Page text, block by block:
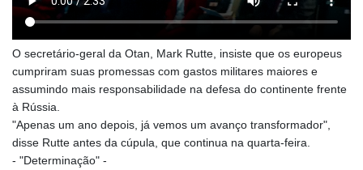
NPR 176.136435
NZD 1.961554
OMR 0.444245
PAB 1.155698
PEN 3.903852
PGK 5.109876
PKR 320.85972
PLN 4.299164
O secretário-geral da Otan, Mark Rutte, insiste que os europeus
cumpriram suas promessas com gastos militares maiores e
assumindo mais responsabilidade na defesa do continente frente
à Rússia.
"Apenas um ano depois, já vemos um avanço transformador",
disse Rutte antes da cúpula, que continua na quarta-feira.
- "Determinação" -